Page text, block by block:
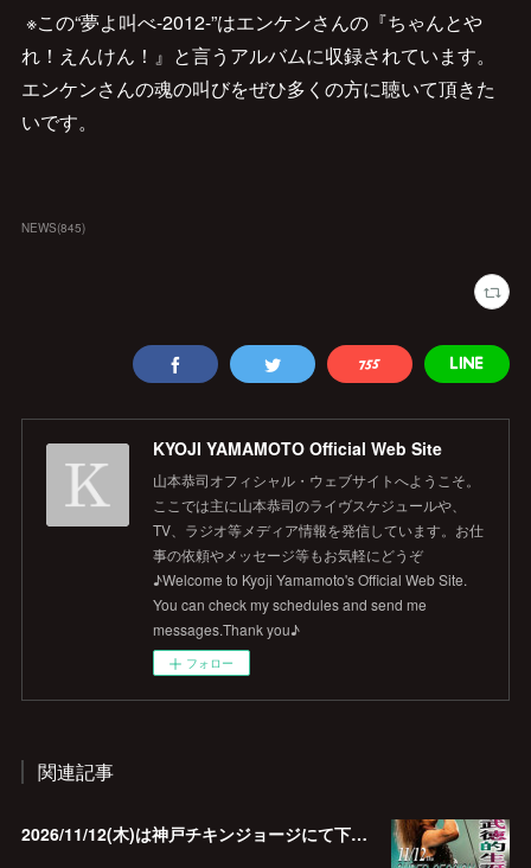
※この“夢よ叫べ-2012-”はエンケンさんの『ちゃんとや
れ！えんけん！』と言うアルバムに収録されています。
エンケンさんの魂の叫びをぜひ多くの方に聴いて頂きた
いです。
NEWS(845)
KYOJI YAMAMOTO Official Web Site
山本恭司オフィシャル・ウェブサイトへようこそ。
ここでは主に山本恭司のライヴスケジュールや、
TV、ラジオ等メディア情報を発信しています。お仕
事の依頼やメッセージ等もお気軽にどうぞ
♪Welcome to Kyoji Yamamoto's Official Web Site.
You can check my schedules and send me
messages.Thank you♪
フォロー
関連記事
2026/11/12(木)は神戸チキンジョージにて下山武徳的生誕祭に出演します♪